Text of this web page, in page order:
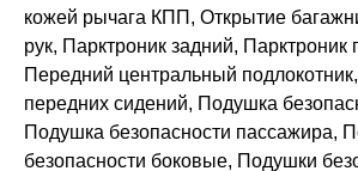
кожей рычага КПП, Открытие
рук, Парктроник задний, Парктроник
Передний центральный
передних сидений, Подушка
Подушка безопасности пассажира,
безопасности боковые, Подушки